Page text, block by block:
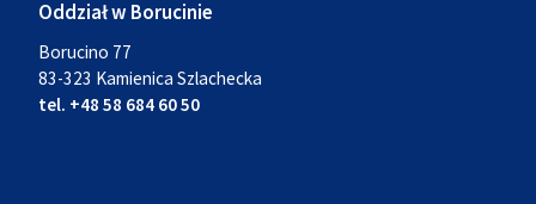
Oddział w Borucinie
Borucino 77
83-323 Kamienica Szlachecka
tel. +48 58 684 60 50